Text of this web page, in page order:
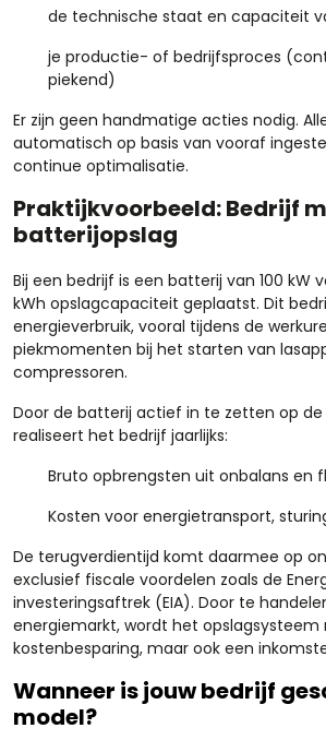
de technische staat en capaciteit
je productie- of bedrijfsproces
piekend)
Er zijn geen handmatige acties nodig.
automatisch op basis van vooraf
continue optimalisatie.
Praktijkvoorbeeld: Bedrijf
batterijopslag
Bij een bedrijf is een batterij van 100 kW
kWh opslagcapaciteit geplaatst. Dit
energieverbruik, vooral tijdens de
piekmomenten bij het starten van
compressoren.
Door de batterij actief in te zetten op
realiseert het bedrijf jaarlijks:
Bruto opbrengsten uit onbalans en
Kosten voor energietransport,
De terugverdientijd komt daarmee op
exclusief fiscale voordelen zoals de
investeringsaftrek (EIA). Door te
energiemarkt, wordt het opslagsysteem
kostenbesparing, maar ook een
Wanneer is jouw bedrijf
model?